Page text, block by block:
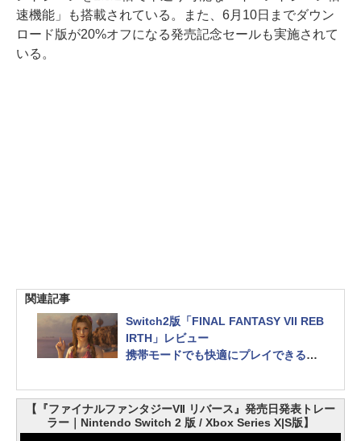
速機能」も搭載されている。また、6月10日までダウン
ロード版が20%オフになる発売記念セールも実施されて
いる。
関連記事
Switch2版「FINAL FANTASY VII REB
IRTH」レビュー
携帯モードでも快適にプレイできる！
も描く第2作
【『ファイナルファンタジーVII リバース』発売日発表トレー
ラー｜Nintendo Switch 2 版 / Xbox Series X|S版】